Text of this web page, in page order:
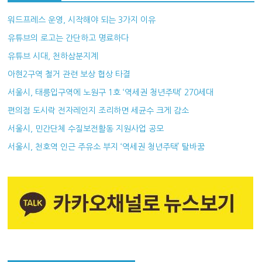
워드프레스 운영, 시작해야 되는 3가지 이유
유튜브의 로고는 간단하고 명료하다
유튜브 시대, 천하삼분지계
아현2구역 철거 관련 보상 협상 타결
서울시, 태릉입구역에 노원구 1호 ‘역세권 청년주택’ 270세대
편의점 도시락 전자레인지 조리하면 세균수 크게 감소
서울시, 민간단체 수질보전활동 지원사업 공모
서울시, 천호역 인근 주유소 부지 ‘역세권 청년주택’ 탈바꿈